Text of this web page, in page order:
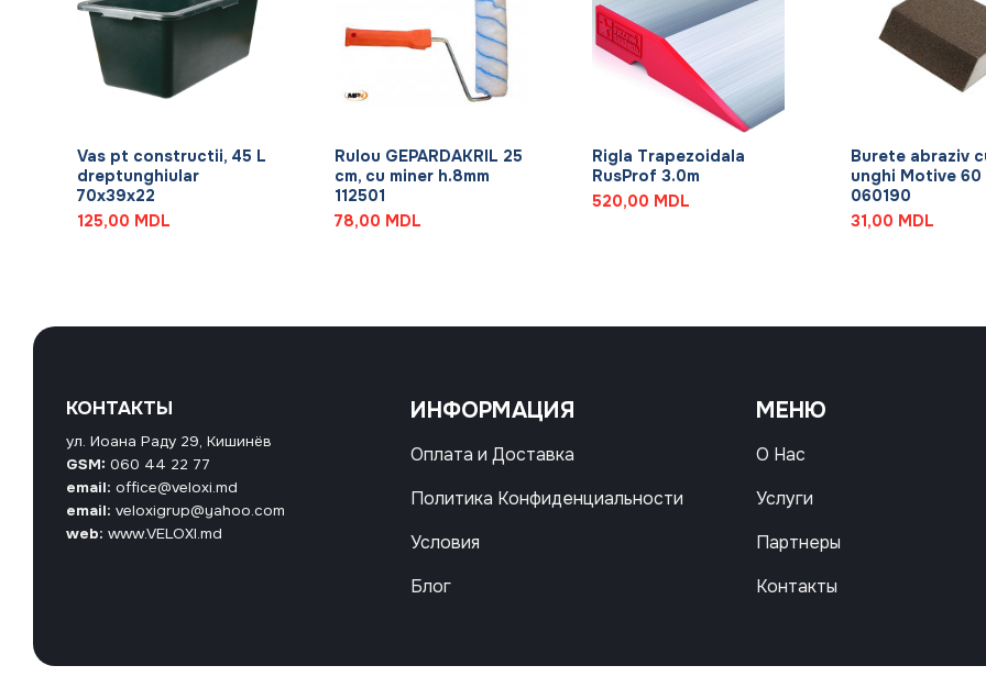
Vas pt constructii, 45 L
dreptunghiular
70x39x22
125,00 MDL
Rulou GEPARDAKRIL 25
cm, cu miner h.8mm
112501
78,00 MDL
Rigla Trapezoidala
RusProf 3.0m
520,00 MDL
Burete abraziv
unghi Motive 60
060190
31,00 MDL
КОНТАКТЫ
ул. Иоана Раду 29, Кишинёв
GSM: 060 44 22 77
email: office@veloxi.md
email: veloxigrup@yahoo.com
web: www.VELOXI.md
ИНФОРМАЦИЯ
Оплата и Доставка
Политика Конфиденциальности
Условия
Блог
МЕНЮ
О Нас
Услуги
Партнеры
Контакты